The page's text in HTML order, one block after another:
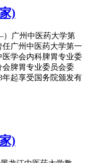
)
广州中医药大学第
广州中医药大学第一
学会内科脾胃专业委
会脾胃专业委员会委
年起享受国务院颁发有
)